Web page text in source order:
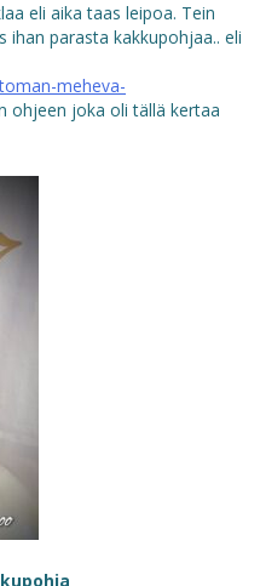
eli aika taas leipoa. Tein
ihan parasta kakkupohjaa.. eli
meheva-
ohjeen joka oli tällä kertaa